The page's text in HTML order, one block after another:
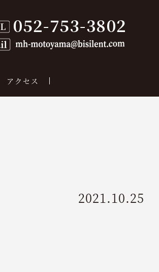
アクセス
2021.10.25